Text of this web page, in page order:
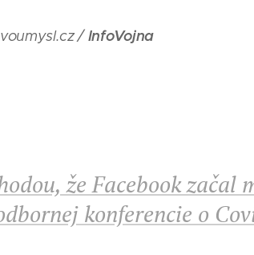
/InfoVojna
že Facebook začal
konferencie o